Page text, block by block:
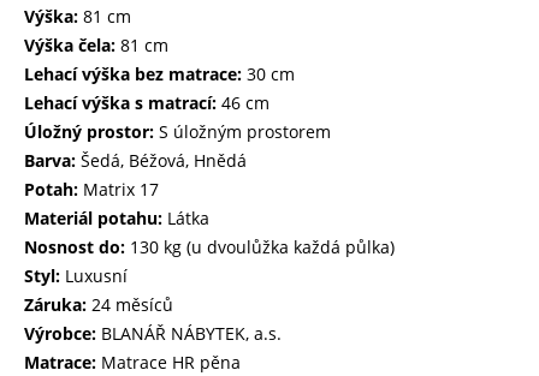
Výška: 81 cm
Výška čela: 81 cm
Lehací výška bez matrace: 30 cm
Lehací výška s matrací: 46 cm
Úložný prostor: S úložným prostorem
Barva: Šedá, Béžová, Hnědá
Potah: Matrix 17
Materiál potahu: Látka
Nosnost do: 130 kg (u dvoulůžka každá půlka)
Styl: Luxusní
Záruka: 24 měsíců
Výrobce: BLANÁŘ NÁBYTEK, a.s.
Matrace: Matrace HR pěna